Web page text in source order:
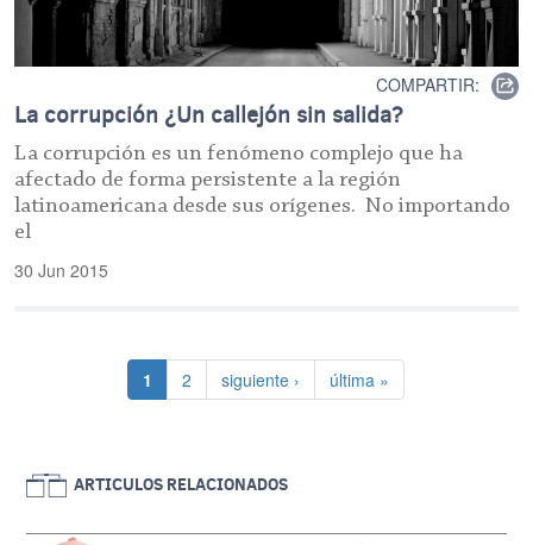
COMPARTIR:
La corrupción ¿Un callejón sin salida?
La corrupción es un fenómeno complejo que ha
afectado de forma persistente a la región
latinoamericana desde sus orígenes. No importando
el
30 Jun 2015
Página actual
1 Página
2 Siguiente página
siguiente › Última página
última »
ARTICULOS RELACIONADOS